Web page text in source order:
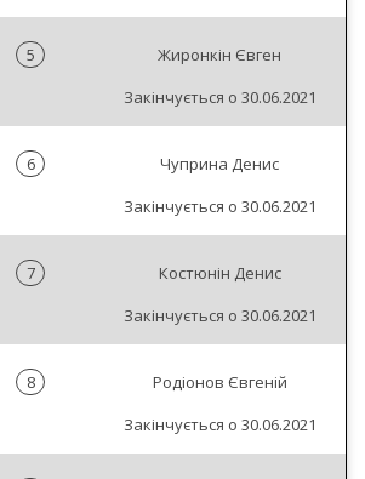
5
Жиронкін Євген
Закінчується о 30.06.2021
6
Чуприна Денис
Закінчується о 30.06.2021
7
Костюнін Денис
Закінчується о 30.06.2021
8
Родіонов Євгеній
Закінчується о 30.06.2021